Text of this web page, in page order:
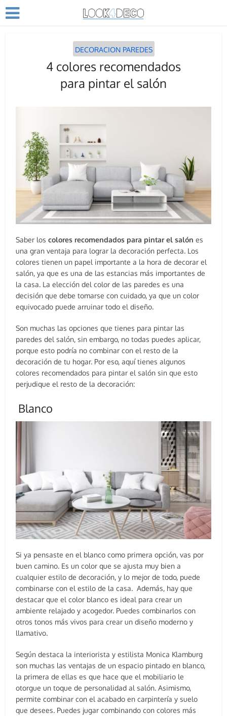
DECORACION PAREDES
4 colores recomendados
para pintar el salón
Saber loscolores recomendados para pintar el salón es
una gran ventaja para lograr la decoración perfecta. Los
colores tienen un papel importante a la hora de decorar el
salón, ya que es una de las estancias más importantes de
la casa. La elección del color de las paredes es una
decisión que debe tomarse con cuidado, ya que un color
equivocado puede arruinar todo el diseño.
Son muchas las opciones que tienes para pintar las
paredes del salón, sin embargo, no todas puedes aplicar,
porque esto podría no combinar con el resto de la
decoración de tu hogar. Por eso, aquí tienes algunos
colores recomendados para pintar el salón sin que esto
perjudique el resto de la decoración:
Blanco
Si ya pensaste en el blanco como primera opción, vas por
buen camino. Es un color que se ajusta muy bien a
cualquier estilo de decoración, y lo mejor de todo, puede
combinarse con el estilo de la casa. Además, hay que
destacar que el color blanco es ideal para crear un
ambiente relajado y acogedor. Puedes combinarlos con
otros tonos más vivos para crear un diseño moderno y
llamativo.
Según destaca la interiorista y estilista Monica Klamburg
son muchas las ventajas de un espacio pintado en blanco,
la primera de ellas es que hace que el mobiliario le
otorgue un toque de personalidad al salón. Asimismo,
permite combinar con el acabado en carpintería y suelo
que desees. Puedes jugar combinando con colores más